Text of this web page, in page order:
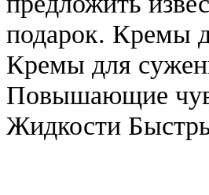
подарок. Кремы
Кремы для
Повышающие
Жидкости